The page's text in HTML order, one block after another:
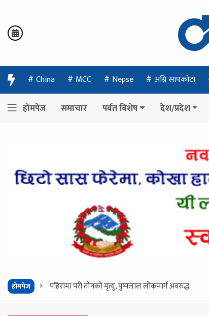
China MCC Nepse अग्नि सापकोटा
होमपेज समाचार पर्वत बिशेष देश/प्रदेश
होमपेज पहिरामा परी तीनको मृत्यु, पुष्पलाल लोकमार्ग अवरुद्ध